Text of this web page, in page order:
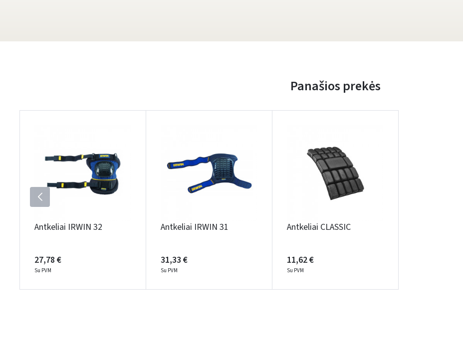
Panašios prekės
Antkeliai IRWIN 32
27,78 €
Su PVM
Antkeliai IRWIN 31
31,33 €
Su PVM
Antkeliai CLASSIC
11,62 €
Su PVM